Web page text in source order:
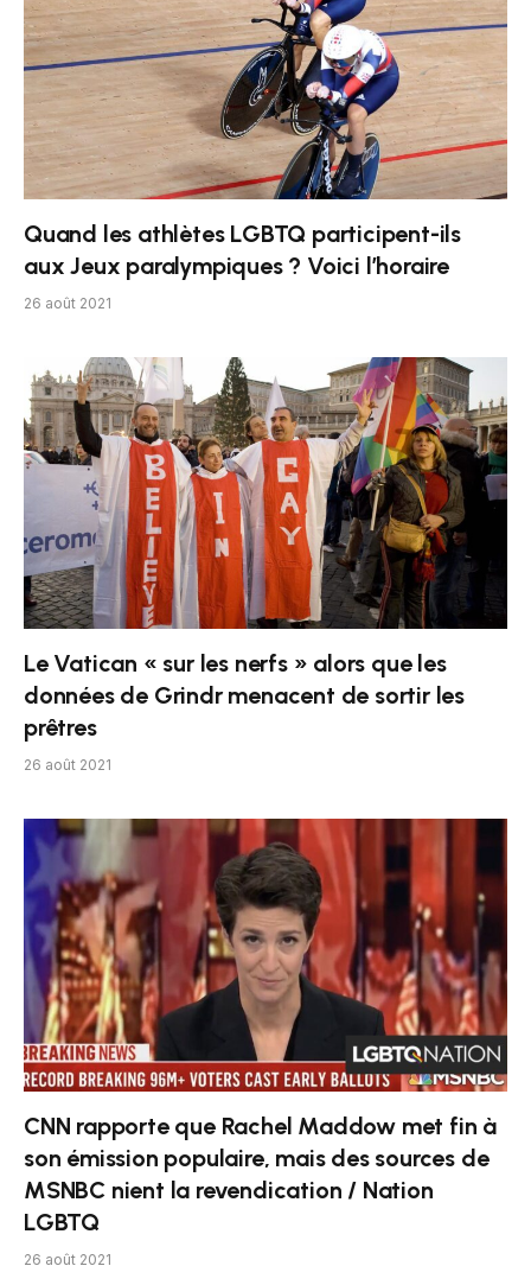
Quand les athlètes LGBTQ participent-ils
aux Jeux paralympiques ? Voici l’horaire
26 août 2021
Le Vatican « sur les nerfs » alors que les
données de Grindr menacent de sortir les
prêtres
26 août 2021
CNN rapporte que Rachel Maddow met fin à
son émission populaire, mais des sources de
MSNBC nient la revendication / Nation
LGBTQ
26 août 2021